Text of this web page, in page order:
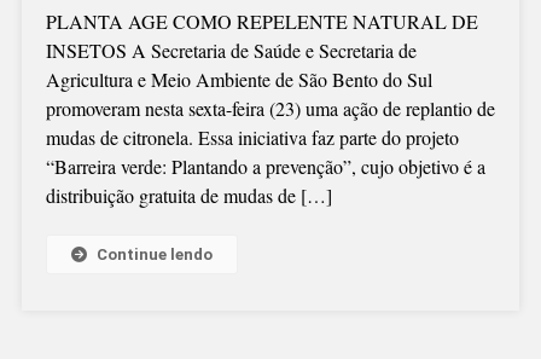
DE
PARA
A
POPULAÇÃO
PLANTA AGE COMO REPELENTE NATURAL DE
INSETOS A Secretaria de Saúde e Secretaria de
Agricultura e Meio Ambiente de São Bento do Sul
promoveram nesta sexta-feira (23) uma ação de replantio de
mudas de citronela. Essa iniciativa faz parte do projeto
“Barreira verde: Plantando a prevenção”, cujo objetivo é a
distribuição gratuita de mudas de […]
Continue lendo